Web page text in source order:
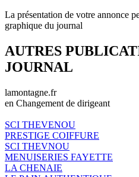
La présentation de votre annonce
graphique du journal
AUTRES
JOURNAL
lamontagne.fr
en Changement de dirigeant
SCI THEVENOU
PRESTIGE COIFFURE
SCI THEVNOU
MENUISERIES FAYETTE
LA CHENAIE